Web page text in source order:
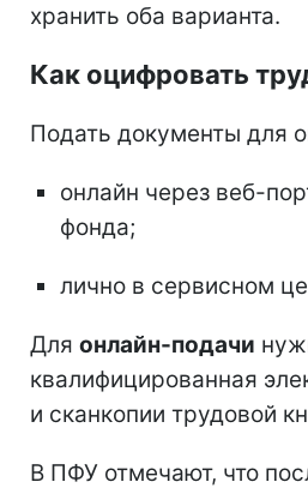
хранить оба варианта.
Как оцифровать
Подать документы для
онлайн через веб-
фонда;
лично в сервисном
Для онлайн-подачи
квалифицированная
и сканкопии трудовой
В ПФУ отмечают, что